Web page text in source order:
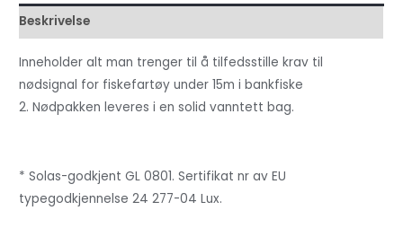
2)
Beskrivelse
Inneholder alt man trenger til å tilfedsstille krav til
nødsignal for fiskefartøy under 15m i bankfiske
2. Nødpakken leveres i en solid vanntett bag.
* Solas-godkjent GL 0801. Sertifikat nr av EU
typegodkjennelse 24 277-04 Lux.